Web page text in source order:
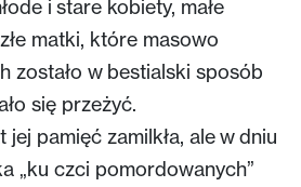
i stare kobiety, małe
matki, które masowo
zostało w bestialski sposób
się przeżyć.
jej pamięć zamilkła, ale w dniu
„ku czci pomordowanych”